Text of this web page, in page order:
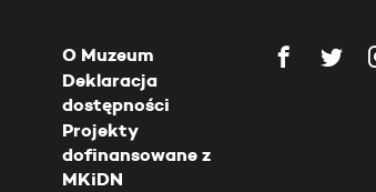
O Muzeum
Deklaracja
dostępności
Projekty
dofinansowane z
MKiDN